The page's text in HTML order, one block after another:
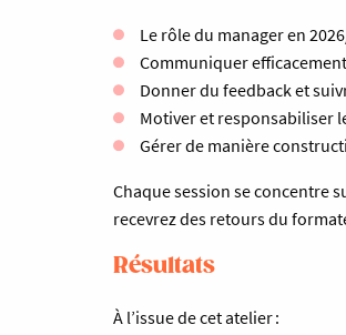
Le rôle du manager en
Communiquer
Donner du feedback et
Motiver et responsabiliser
Gérer de manière
Chaque session se concentre
recevrez des retours du
Résultats
À l’issue de cet atelier :